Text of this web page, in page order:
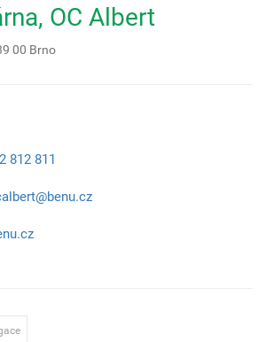
OC Albert
00 Brno
812 811